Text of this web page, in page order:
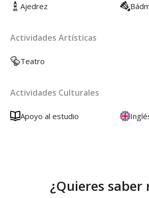
Ajedrez
Actividades Artísticas
Teatro
Actividades Culturales
Apoyo al estudio
¿Quieres saber